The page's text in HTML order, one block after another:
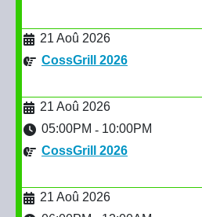
21 Aoû 2026
CossGrill 2026
21 Aoû 2026
05:00PM - 10:00PM
CossGrill 2026
21 Aoû 2026